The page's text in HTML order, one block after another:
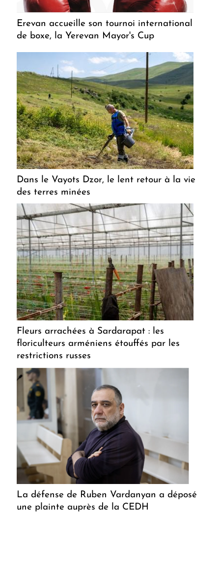
Erevan accueille son tournoi international
de boxe, la Yerevan Mayor's Cup
Dans le Vayots Dzor, le lent retour à la vie
des terres minées
Fleurs arrachées à Sardarapat : les
floriculteurs arméniens étouffés par les
restrictions russes
La défense de Ruben Vardanyan a déposé
une plainte auprès de la CEDH